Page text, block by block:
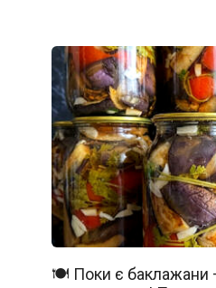
🍽️ Поки є баклажани